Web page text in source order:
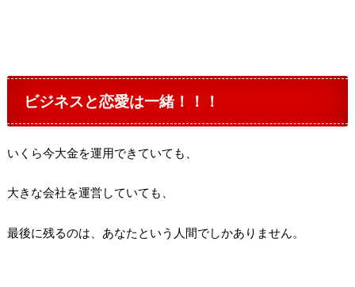
ビジネスと恋愛は一緒！！！
いくら今大金を運用できていても、
大きな会社を運営していても、
最後に残るのは、あなたという人間でしかありません。